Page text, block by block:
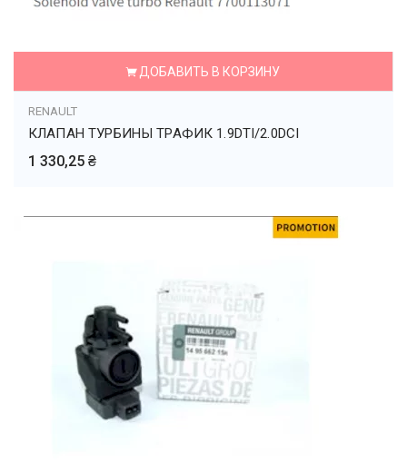
ДОБАВИТЬ В КОРЗИНУ
RENAULT
КЛАПАН ТУРБИНЫ ТРАФИК 1.9DTI/2.0DCI
1 330,25 ₴